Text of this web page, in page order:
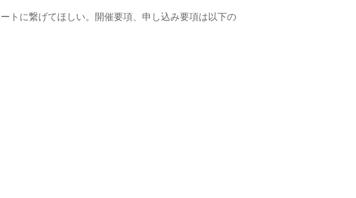
トに繋げてほしい。開催要項、申し込み要項は以下の